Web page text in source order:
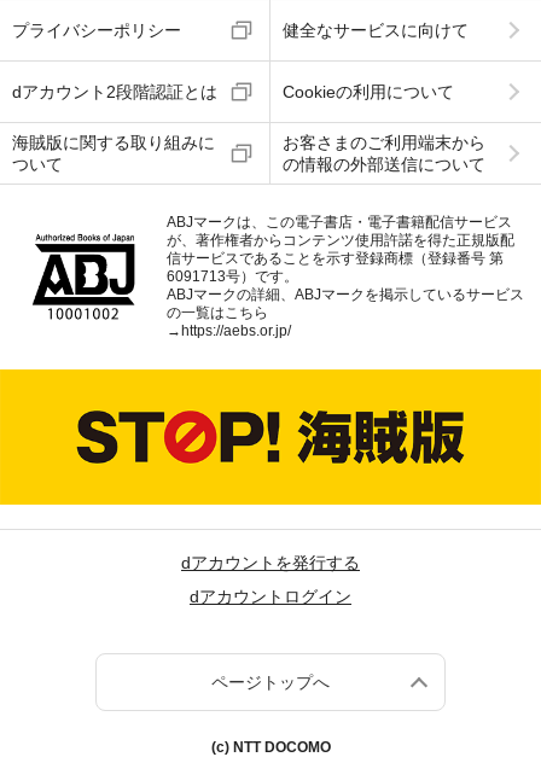
プライバシーポリシー 健全なサービスに向けて
dアカウント2段階認証とは Cookieの利用について
海賊版に関する取り組みに
ついて
お客さまのご利用端末から
の情報の外部送信について
ABJマークは、この電子書店・電子書籍配信サービス
が、著作権者からコンテンツ使用許諾を得た正規版配
信サービスであることを示す登録商標（登録番号 第
6091713号）です。
ABJマークの詳細、ABJマークを掲示しているサービス
の一覧はこちら
→ https://aebs.or.jp/
dアカウントを発行する
dアカウントログイン
ページトップへ
(c) NTT DOCOMO